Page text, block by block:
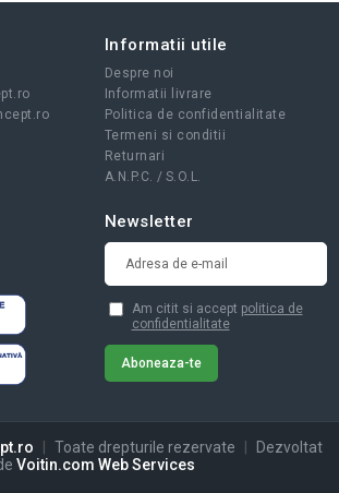
Informatii utile
Despre noi
Informatii livrare
Politica de confidentialitate
Termeni si conditii
Returnari
A.N.P.C. / S.O.L.
Newsletter
Am citit si accept politica de
confidentialitate
| Toate drepturile rezervate |
Dezvoltat
Voitin.com Web Services